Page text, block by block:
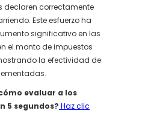
declaren correctamente
Este esfuerzo ha
significativo en las
el monto de impuestos
la efectividad de
evaluar a los
5 segundos? Haz clic